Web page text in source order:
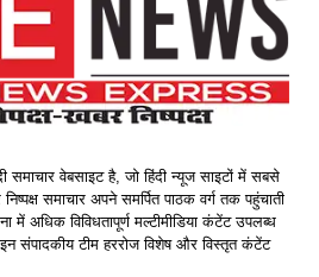
समाचार वेबसाइट है, जो हिंदी न्यूज साइटों में सबसे
समाचार अपने समर्पित पाठक वर्ग तक पहुंचाती
में अधिक विविधतापूर्ण मल्टीमीडिया कंटेंट उपलब्ध
संपादकीय टीम हररोज विशेष और विस्तृत कंटेंट